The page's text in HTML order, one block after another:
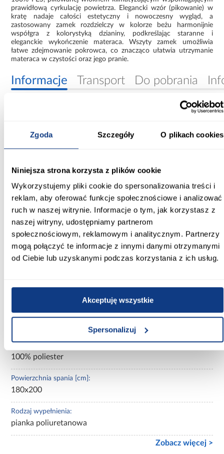
Zgoda Szczegóły O plikach cookies
Niniejsza strona korzysta z plików cookie
Wykorzystujemy pliki cookie do spersonalizowania treści i
reklam, aby oferować funkcje społecznościowe i analizować
ruch w naszej witrynie. Informacje o tym, jak korzystasz z
naszej witryny, udostępniamy partnerom
społecznościowym, reklamowym i analitycznym. Partnerzy
mogą połączyć te informacje z innymi danymi otrzymanymi
od Ciebie lub uzyskanymi podczas korzystania z ich usług.
Akceptuję wszystkie
Spersonalizuj
prawidłową cyrkulację powietrza. Elegancki wzór (pikowanie) w
kratę nadaje całości estetyczny i nowoczesny wygląd, a
zastosowany zamek rozdzielczy w kolorze beżu harmonijnie
współgra z kolorystyką dzianiny, podkreślając staranne i
eleganckie wykończenie materaca. Wszyty zamek umożliwia
łatwe zdejmowanie pokrowca, co znacząco ułatwia utrzymanie
materaca w czystości oraz jego pranie.
Informacje Transport Do pobrania
19.00
Rozmiar materaca [cm]:
180x200
Typ materaca:
dwustronny
Tak
Możliwość prania pokrowca:
Pokrowiec:
100% poliester
Powierzchnia spania [cm]:
180x200
Rodzaj wypełnienia:
pianka poliuretanowa
Zobacz więcej >